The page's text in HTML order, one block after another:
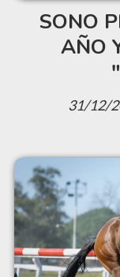
SONO
AÑO
31/12/